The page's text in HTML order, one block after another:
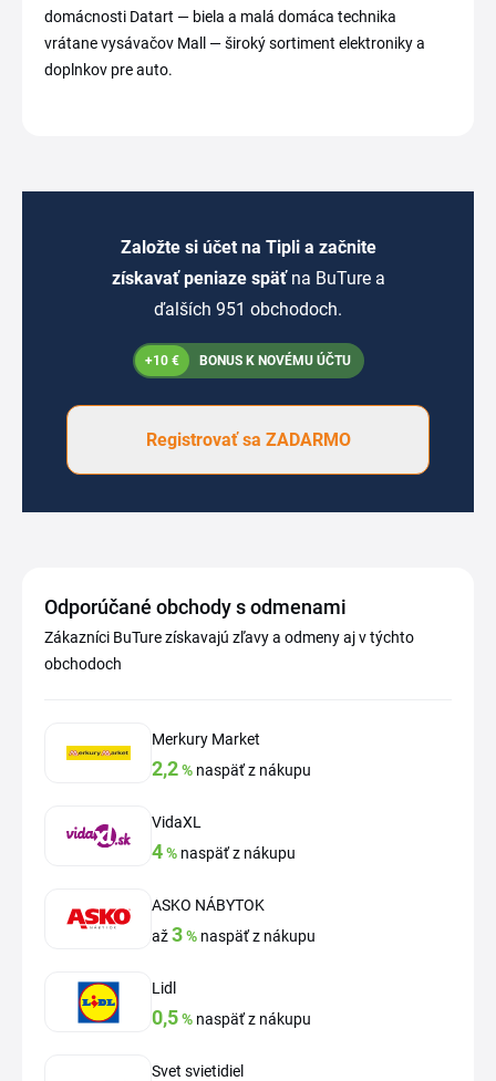
domácnosti Datart — biela a malá domáca technika
vrátane vysávačov Mall — široký sortiment elektroniky a
doplnkov pre auto.
Založte si účet na Tipli a začnite
získavať peniaze späť na BuTure a
ďalších 951 obchodoch.
+10 € BONUS K NOVÉMU ÚČTU
Registrovať sa ZADARMO
Odporúčané obchody s odmenami
Zákazníci BuTure získavajú zľavy a odmeny aj v týchto
obchodoch
Merkury Market
2,2% naspäť z nákupu
VidaXL
4% naspäť z nákupu
ASKO NÁBYTOK
až3% naspäť z nákupu
Lidl
0,5% naspäť z nákupu
Svet svietidiel